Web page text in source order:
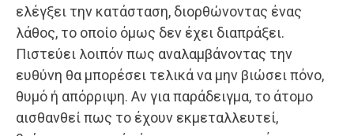
ελέγξει την κατάσταση, διορθώνοντας ένας
λάθος, το οποίο όμως δεν έχει διαπράξει.
Πιστεύει λοιπόν πως αναλαμβάνοντας την
ευθύνη θα μπορέσει τελικά να μην βιώσει πόνο,
θυμό ή απόρριψη. Αν για παράδειγμα, το άτομο
αισθανθεί πως το έχουν εκμεταλλευτεί,